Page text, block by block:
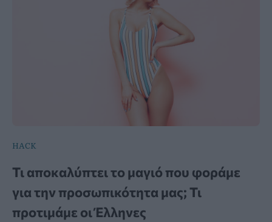
HACK
Τι αποκαλύπτει το μαγιό που φοράμε
για την προσωπικότητα μας; Τι
προτιμάμε οι Έλληνες